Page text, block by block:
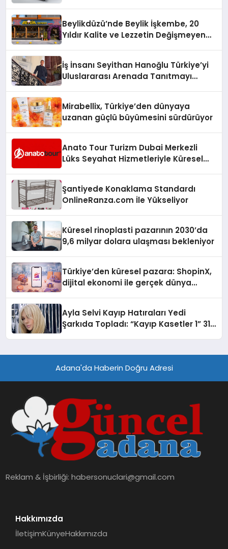
Beylikdüzü’nde Beylik İşkembe, 20
Yıldır Kalite ve Lezzetin Değişmeyen
İş İnsanı Seyithan Hanoğlu Türkiye’yi
Uluslararası Arenada Tanıtmayı
Mirabellix, Türkiye’den dünyaya
uzanan güçlü büyümesini sürdürüyor
Anato Tour Turizm Dubai Merkezli
Lüks Seyahat Hizmetleriyle Küresel
Şantiyede Konaklama Standardı
OnlineRanza.com İle Yükseliyor
Küresel rinoplasti pazarının 2030’da
9,6 milyar dolara ulaşması bekleniyor
Türkiye’den küresel pazara: ShopinX,
dijital ekonomi ile gerçek dünya
Ayla Selvi Kayıp Hatıraları Yedi
Şarkıda Topladı: “Kayıp Kasetler 1” 31
Adana'da Haberin Doğru Adresi
Reklam & İşbirliği:habersonuclari@gmail.com
Hakkımızda
İletişimKünyeHakkımızda